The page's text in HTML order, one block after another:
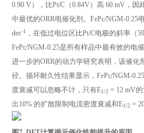
0.90 V），比Pt/C（0.84V）高 60 mV，因
中最优的ORR电催化剂。FePc/NGM-0.25
dec-1 ，在低过电位区比Pt/C电极的斜率（
FePc/NGM-0.25是所有样品中最有效的电催
进一步的ORR的动力学研究表明，该催化
径。循环耐久性结果显示，FePc/NGM-
度衰减可以忽略不计，只有E1/2 = 12 mV
出10% 的扩散限制电流密度衰减和E1/2 =